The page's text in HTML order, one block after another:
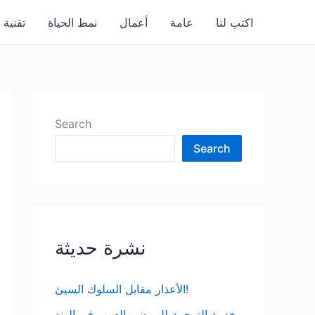
تقنية نمط الحياة أعمال عامة اكتب لنا
Search
Search
نشرة حديثة
الأعذار مقابل السلوك السيئ!